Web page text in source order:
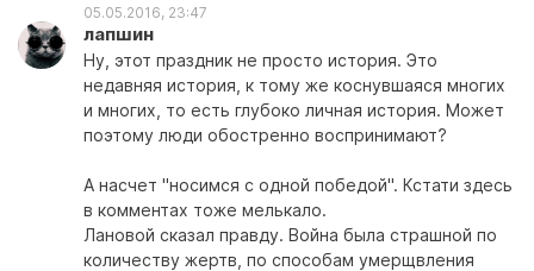
05.05.2016, 23:47
лапшин
Ну, этот праздник не просто история. Это
недавняя история, к тому же коснувшаяся многих
и многих, то есть глубоко личная история. Может
поэтому люди обостренно воспринимают?
А насчет "носимся с одной победой". Кстати здесь
в комментах тоже мелькало.
Лановой сказал правду. Война была страшной по
количеству жертв, по способам умерщвления